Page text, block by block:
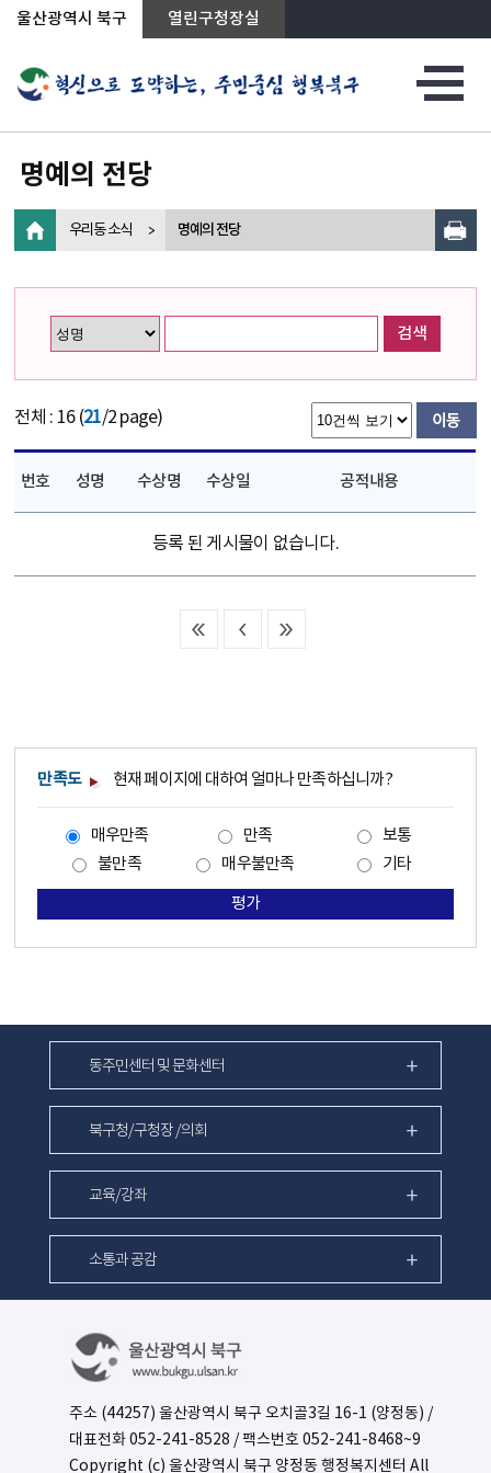
상단메뉴로 바로가기
전체메뉴로 바로가기
왼쪽메뉴로 바로가기
본문으로 바로가기
울산광역시 북구 열린구청장실
명예의 전당
우리동 소식 명예의 전당
검색
전체 : 16 (21/2 page)
번호 성명 수상명 수상일 공적내용
등록 된 게시물이 없습니다.
만족도 현재 페이지에 대하여 얼마나 만족하십니까?
매우만족 만족
보통
불만족
매우불만족 기타
평가
동주민센터 및 문화센터
북구청/구청장 /의회
교육/강좌
소통과 공감
주소 (44257) 울산광역시 북구 오치골3길 16-1 (양정동) /
대표전화052-241-8528 / 팩스번호 052-241-8468~9
Copyright (c) 울산광역시 북구 양정동 행정복지센터 All